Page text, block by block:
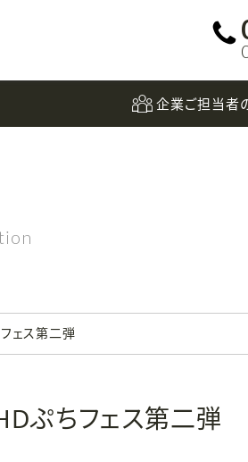
企業ご担当者
フェス第二弾
ぷちフェス第二弾